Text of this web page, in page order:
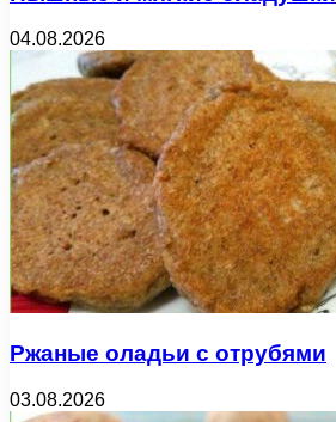
04.08.2026
Ржаные оладьи с отрубями
03.08.2026